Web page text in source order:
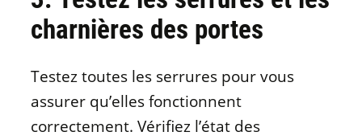
charnières des portes
Testez toutes les serrures pour vous
assurer qu’elles fonctionnent
correctement. Vérifiez l’état des